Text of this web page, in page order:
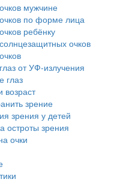
мужчине
по форме лица
ребёнку
очков
от УФ-излучения
глаз
возраст
зрение
зрения у детей
остроты зрения
очки